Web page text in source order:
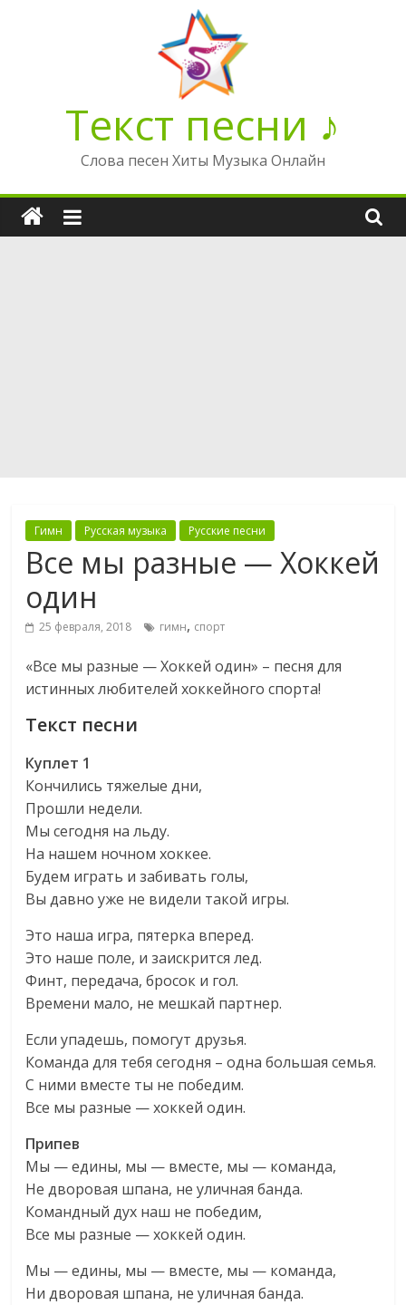
Текст песни ♪
Слова песен Хиты Музыка Онлайн
Гимн Русская музыка Русские песни
Все мы разные — Хоккей
один
25 февраля, 2018 гимн, спорт
«Все мы разные — Хоккей один» – песня для
истинных любителей хоккейного спорта!
Текст песни
Куплет 1
Кончились тяжелые дни,
Прошли недели.
Мы сегодня на льду.
На нашем ночном хоккее.
Будем играть и забивать голы,
Вы давно уже не видели такой игры.
Это наша игра, пятерка вперед.
Это наше поле, и заискрится лед.
Финт, передача, бросок и гол.
Времени мало, не мешкай партнер.
Если упадешь, помогут друзья.
Команда для тебя сегодня – одна большая семья.
С ними вместе ты не победим.
Все мы разные — хоккей один.
Припев
Мы — едины, мы — вместе, мы — команда,
Не дворовая шпана, не уличная банда.
Командный дух наш не победим,
Все мы разные — хоккей один.
Мы — едины, мы — вместе, мы — команда,
Ни дворовая шпана, не уличная банда.